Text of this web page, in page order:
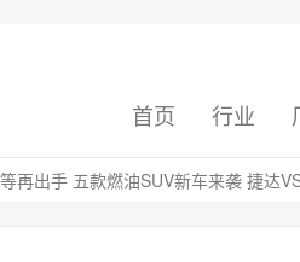
首页 行业
再出手 五款燃油SUV新车来袭 捷达